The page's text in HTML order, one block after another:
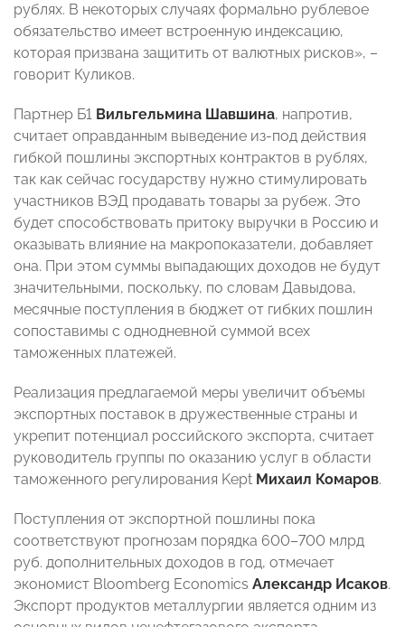
рублях. В некоторых случаях формально рублевое
обязательство имеет встроенную индексацию,
которая призвана защитить от валютных рисков», –
говорит Куликов.
Партнер Б1 Вильгельмина Шавшина, напротив,
считает оправданным выведение из-под действия
гибкой пошлины экспортных контрактов в рублях,
так как сейчас государству нужно стимулировать
участников ВЭД продавать товары за рубеж. Это
будет способствовать притоку выручки в Россию и
оказывать влияние на макропоказатели, добавляет
она. При этом суммы выпадающих доходов не будут
значительными, поскольку, по словам Давыдова,
месячные поступления в бюджет от гибких пошлин
сопоставимы с однодневной суммой всех
таможенных платежей.
Реализация предлагаемой меры увеличит объемы
экспортных поставок в дружественные страны и
укрепит потенциал российского экспорта, считает
руководитель группы по оказанию услуг в области
таможенного регулирования Kept Михаил Комаров.
Поступления от экспортной пошлины пока
соответствуют прогнозам порядка 600–700 млрд
руб. дополнительных доходов в год, отмечает
экономист Bloomberg Economics Александр Исаков.
Экспорт продуктов металлургии является одним из